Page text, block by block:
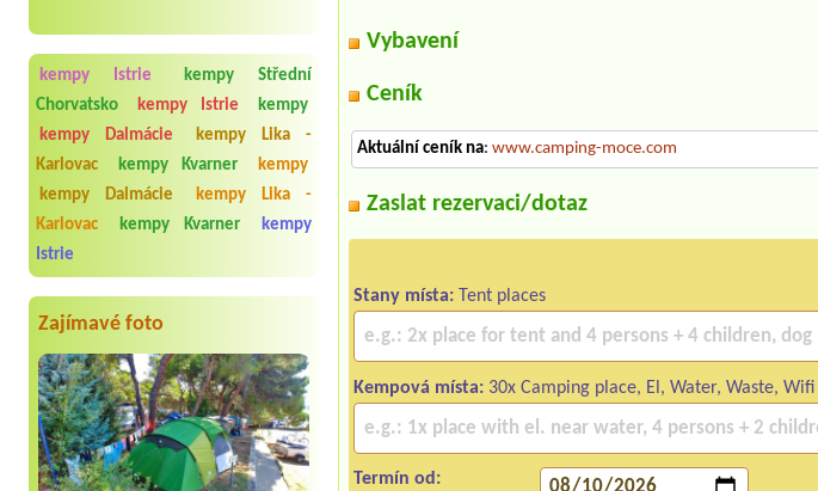
kempy Istrie
kempy Střední
Chorvatsko
kempy Istrie
kempy
kempy Dalmácie
kempy Lika -
Karlovac
kempy Kvarner
kempy
kempy Dalmácie
kempy Lika -
Karlovac
kempy Kvarner
kempy
Istrie
Zajímavé foto
Vybavení
Ceník
Aktuální ceník na: www.camping-moce.com
Zaslat rezervaci/dotaz
Stany místa: Tent places
Kempová místa: 30x Camping place, El, Water, Waste, Wifi
Termín od: